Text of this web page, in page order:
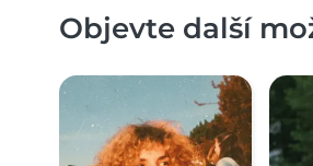
Objevte další